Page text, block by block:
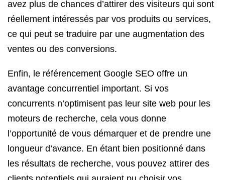
avez plus de chances d’attirer des visiteurs qui sont
réellement intéressés par vos produits ou services,
ce qui peut se traduire par une augmentation des
ventes ou des conversions.
Enfin, le référencement Google SEO offre un
avantage concurrentiel important. Si vos
concurrents n’optimisent pas leur site web pour les
moteurs de recherche, cela vous donne
l’opportunité de vous démarquer et de prendre une
longueur d’avance. En étant bien positionné dans
les résultats de recherche, vous pouvez attirer des